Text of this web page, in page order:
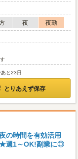
夜
夜勤
と23日
とりあえず保存
の時間を有効活用
★週1～OK!副業に◎